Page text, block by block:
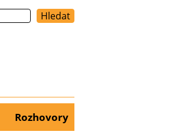
Rozhovory